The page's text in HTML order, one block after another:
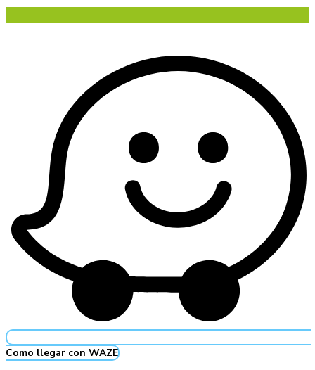
Como llegar con WAZE